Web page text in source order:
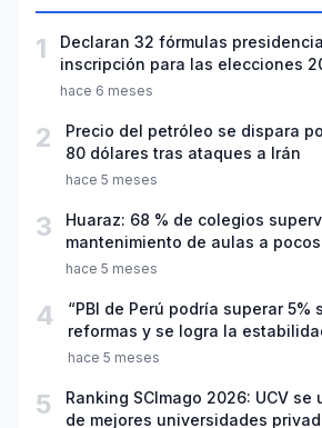
1
Declaran 32 fórmulas
inscripción para las elecciones
hace 6 meses
2
Precio del petróleo se dispara
80 dólares tras ataques a Irán
hace 5 meses
3
Huaraz: 68 % de colegios
mantenimiento de aulas a
año escolar 2026
hace 5 meses
4
“PBI de Perú podría superar 5%
reformas y se logra la
hace 5 meses
5
Ranking SCImago 2026: UCV se
de mejores universidades